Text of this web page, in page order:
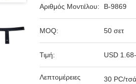
Αριθμός Μοντέλου: Β-9869
MOQ: 50 σετ
Τιμή: USD
Λεπτομέρειες
30 PC/